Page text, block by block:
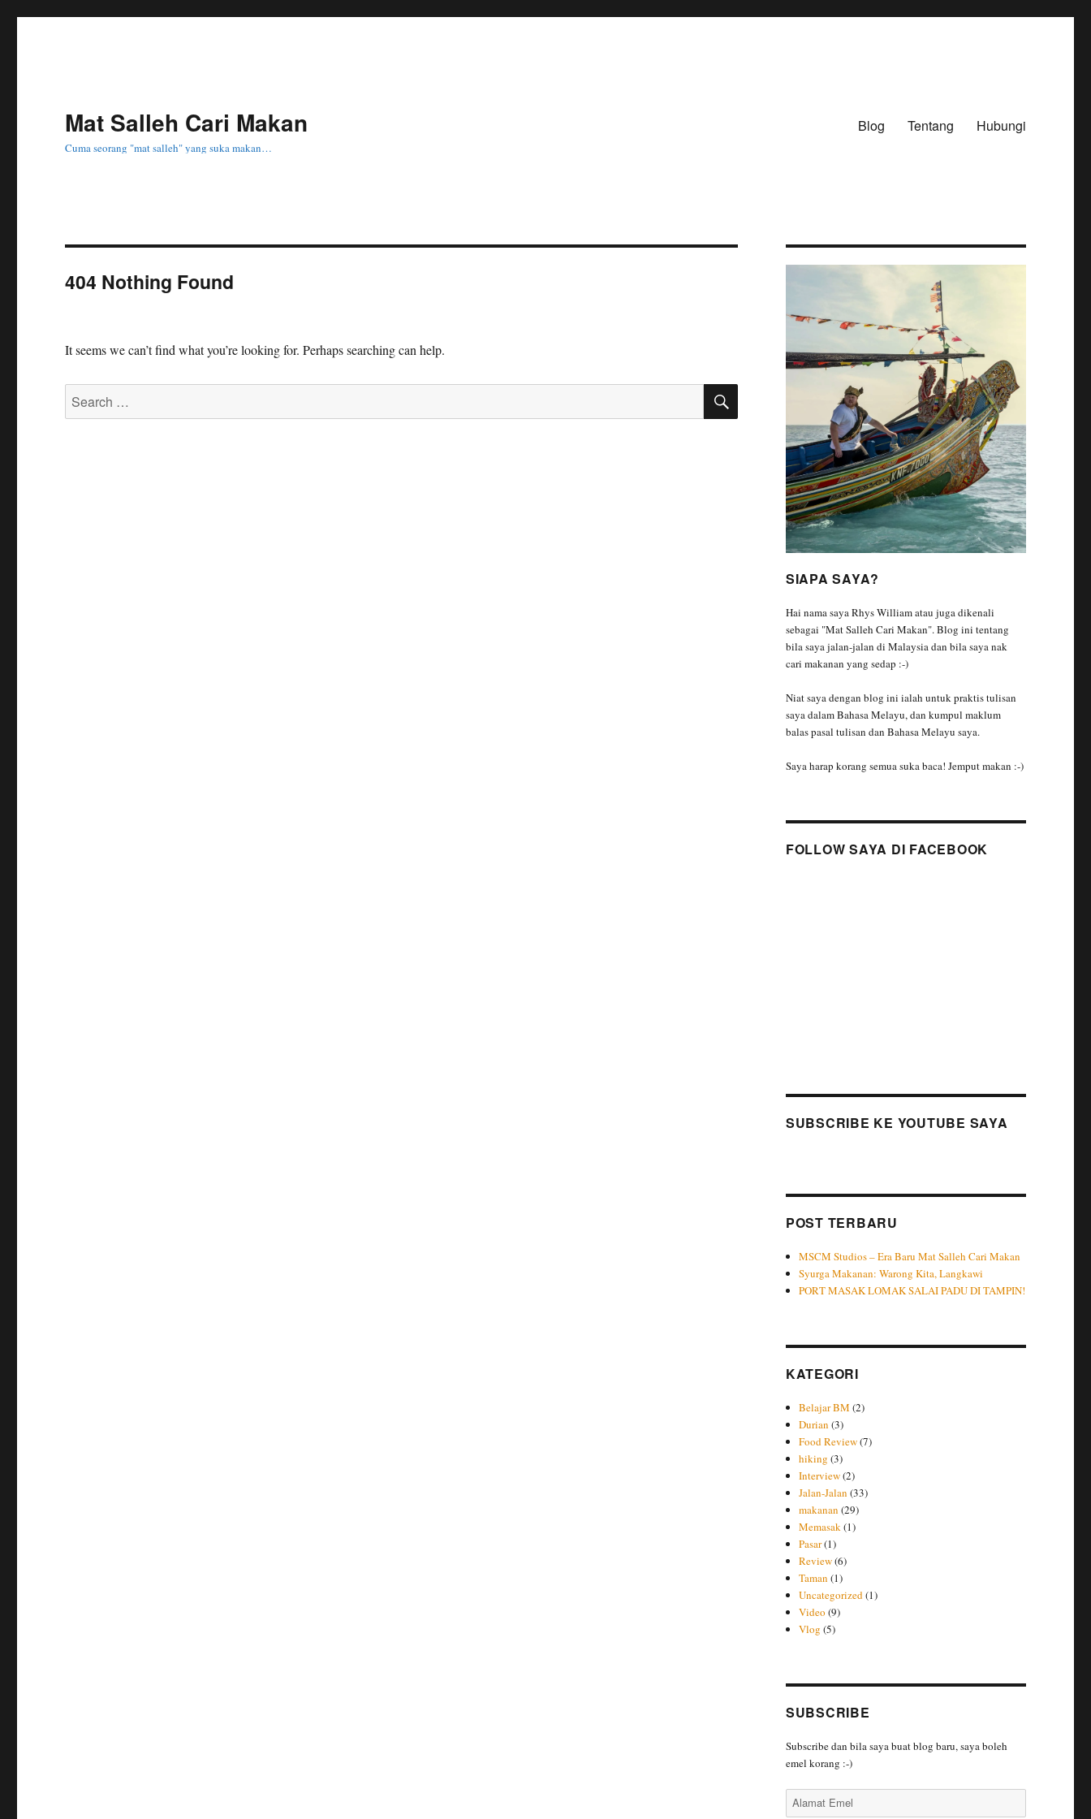
Mat Salleh Cari Makan
Cuma seorang "mat salleh" yang suka makan…
Blog Tentang Hubungi
404 Nothing Found
It seems we can’t find what you’re looking for. Perhaps searching can help.
Search
for:
SEARCH
SIAPA SAYA?
Hai nama saya Rhys William atau juga dikenali
sebagai "Mat Salleh Cari Makan". Blog ini tentang
bila saya jalan-jalan di Malaysia dan bila saya nak
cari makanan yang sedap :-)
Niat saya dengan blog ini ialah untuk praktis tulisan
saya dalam Bahasa Melayu, dan kumpul maklum
balas pasal tulisan dan Bahasa Melayu saya.
Saya harap korang semua suka baca! Jemput makan :-)
FOLLOW SAYA DI FACEBOOK
SUBSCRIBE KE YOUTUBE SAYA
POST TERBARU
MSCM Studios – Era Baru Mat Salleh Cari Makan
Syurga Makanan: Warong Kita, Langkawi
PORT MASAK LOMAK SALAI PADU DI TAMPIN!
KATEGORI
Belajar BM (2)
Durian (3)
Food Review(7)
hiking (3)
Interview(2)
Jalan-Jalan (33)
makanan (29)
Memasak(1)
Pasar(1)
Review(6)
Taman (1)
Uncategorized(1)
Video (9)
Vlog (5)
SUBSCRIBE
Subscribe dan bila saya buat blog baru, saya boleh
emel korang :-)
Alamat
Emel